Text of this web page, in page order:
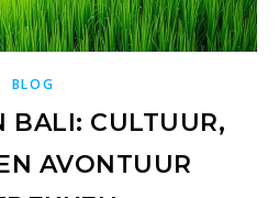
BLOG
BALI: CULTUUR,
AVONTUUR